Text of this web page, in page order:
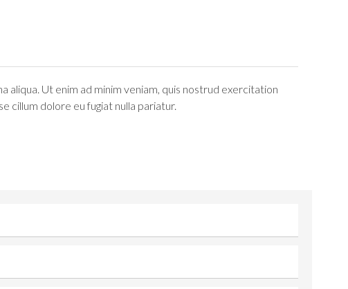
Ut enim ad minim veniam, quis nostrud exercitation
cillum dolore eu fugiat nulla pariatur.